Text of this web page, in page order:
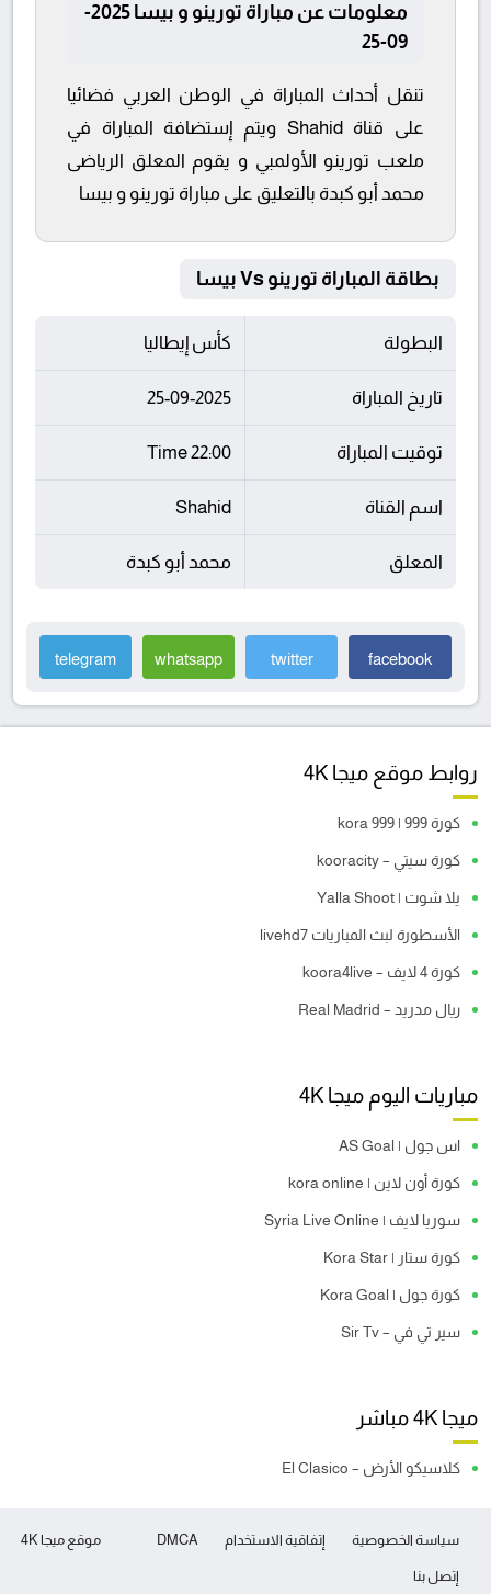
معلومات عن مباراة تورينو و بيسا 2025-
09-25
تنقل أحداث المباراة في الوطن العربي فضائيا
على قناة Shahid ويتم إستضافة المباراة في
ملعب تورينو الأولمبي و يقوم المعلق الرياضى
محمد أبو كبدة بالتعليق على مباراة تورينو و بيسا
بطاقة المباراة تورينو Vs بيسا
البطولة كأس إيطاليا
تاريخ المباراة 25-09-2025
توقيت المباراة 22:00 Time
اسم القناة Shahid
المعلق محمد أبو كبدة
facebook
twitter
whatsapp
telegram
روابط موقع ميجا 4K
كورة 999 | kora 999
كورة سيتي – kooracity
يلا شوت | Yalla Shoot
الأسطورة لبث المباريات livehd7
كورة 4 لايف – koora4live
ريال مدريد – Real Madrid
مباريات اليوم ميجا 4K
اس جول | AS Goal
كورة أون لاين | kora online
سوريا لايف | Syria Live Online
كورة ستار | Kora Star
كورة جول | Kora Goal
سير تي في – Sir Tv
ميجا 4K مباشر
كلاسيكو الأرض – El Clasico
موقع ميجا 4K سياسة الخصوصية إتفاقية الاستخدام DMCA
إتصل بنا